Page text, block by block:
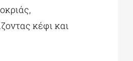
κέφι και